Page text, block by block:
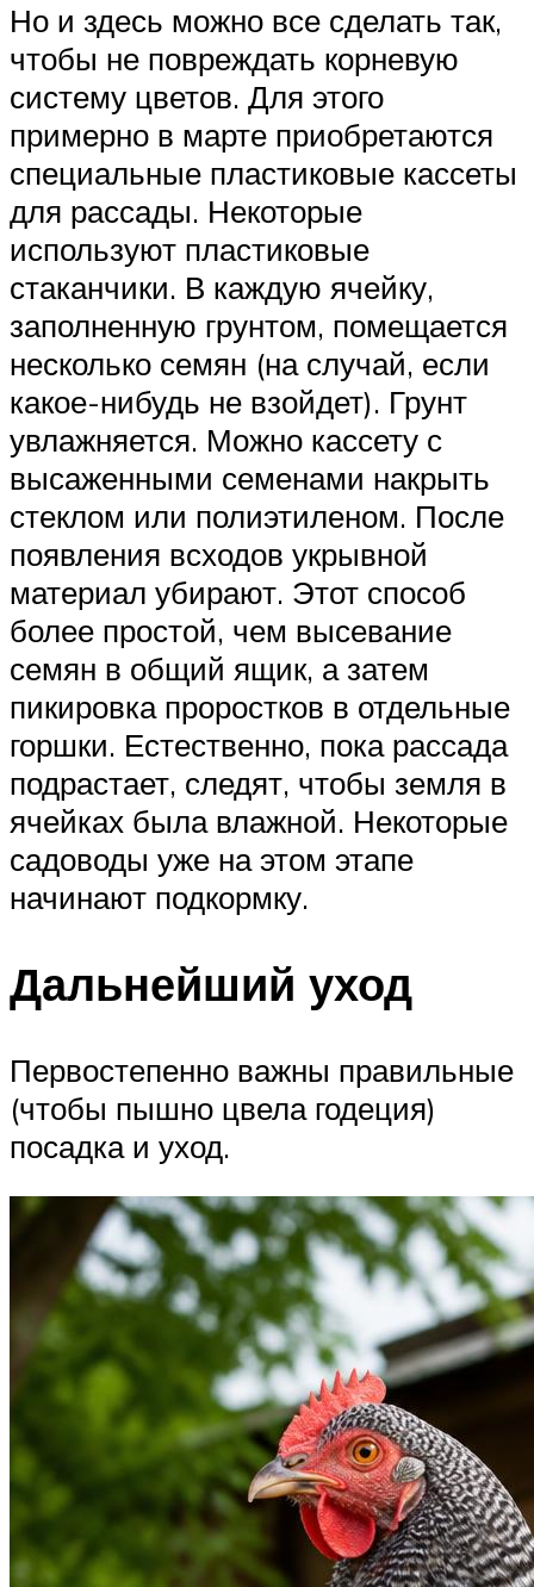
Но и здесь можно все сделать так,
чтобы не повреждать корневую
систему цветов. Для этого
примерно в марте приобретаются
специальные пластиковые кассеты
для рассады. Некоторые
используют пластиковые
стаканчики. В каждую ячейку,
заполненную грунтом, помещается
несколько семян (на случай, если
какое-нибудь не взойдет). Грунт
увлажняется. Можно кассету с
высаженными семенами накрыть
стеклом или полиэтиленом. После
появления всходов укрывной
материал убирают. Этот способ
более простой, чем высевание
семян в общий ящик, а затем
пикировка проростков в отдельные
горшки. Естественно, пока рассада
подрастает, следят, чтобы земля в
ячейках была влажной. Некоторые
садоводы уже на этом этапе
начинают подкормку.
Дальнейший уход
Первостепенно важны правильные
(чтобы пышно цвела годеция)
посадка и уход.